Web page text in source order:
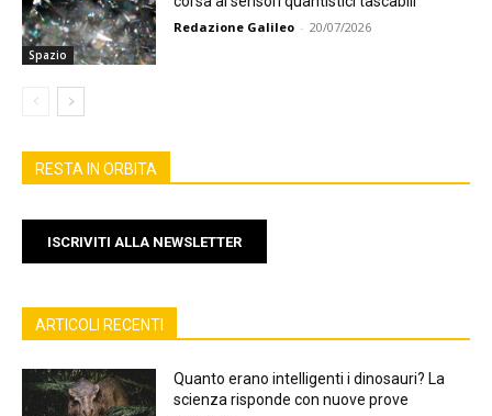
Spazio
Redazione Galileo - 20/07/2026
RESTA IN ORBITA
ISCRIVITI ALLA NEWSLETTER
ARTICOLI RECENTI
Quanto erano intelligenti i dinosauri? La
scienza risponde con nuove prove